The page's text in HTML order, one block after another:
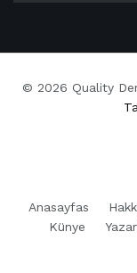
© 2026 Quality
Anasayfas
Künye